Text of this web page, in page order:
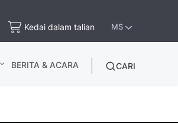
Kedai dalam talian MS
BERITA & ACARA CARI